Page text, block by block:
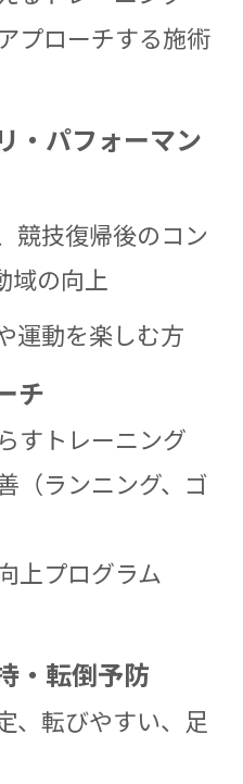
プローチする施術
・パフォーマン
競技復帰後のコン
域の向上
運動を楽しむ方
チ
すトレーニング
（ランニング、ゴ
上プログラム
・転倒予防
、転びやすい、足